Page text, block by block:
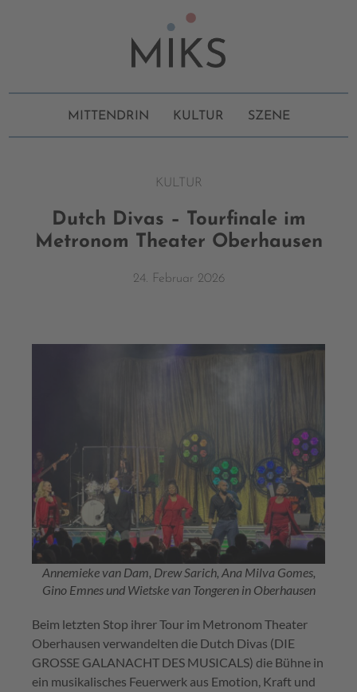
MITTENDRIN KULTUR SZENE
KULTUR
Dutch Divas – Tourfinale im
Metronom Theater Oberhausen
24. Februar 2026
Annemieke van Dam, Drew Sarich, Ana Milva Gomes,
Gino Emnes und Wietske van Tongeren in Oberhausen
Beim letzten Stop ihrer Tour im Metronom Theater
Oberhausen verwandelten die Dutch Divas (DIE
GROSSE GALANACHT DES MUSICALS) die Bühne in
ein musikalisches Feuerwerk aus Emotion, Kraft und